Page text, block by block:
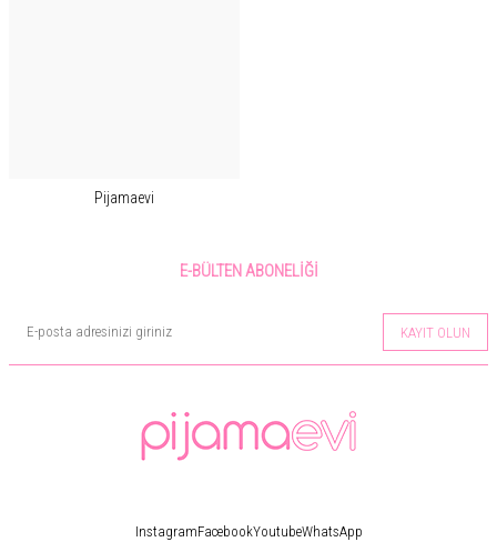
Pijamaevi
E-BÜLTEN ABONELIĞI
KAYIT OLUN
InstagramFacebookYoutubeWhatsApp